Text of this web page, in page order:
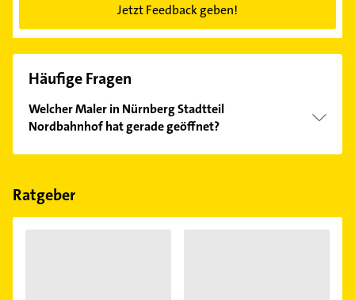
Jetzt Feedback geben!
Häufige Fragen
Welcher Maler in Nürnberg Stadtteil
Nordbahnhof hat gerade geöffnet?
Im Anbieter-Bereich finden Sie alleÖffnungszeiten.
Feiertagen abweichen können.
Ratgeber